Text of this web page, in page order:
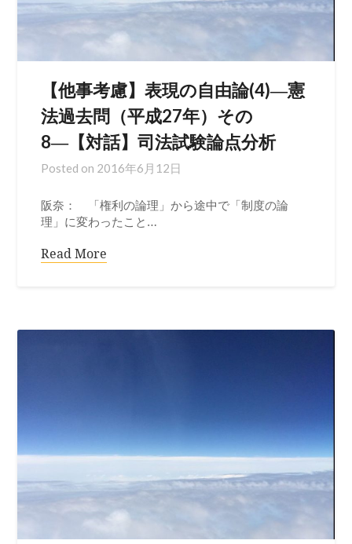
【他事考慮】表現の自由論(4)―憲
法過去問（平成27年）その
8―【対話】司法試験論点分析
Posted on 2016年6月12日
阪奈： 「権利の論理」から途中で「制度の論
理」に変わったこと…
Read More